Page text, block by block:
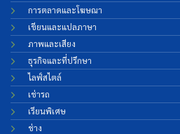
การตลาดและโฆษณา
เขียนและแปลภาษา
ภาพและเสียง
ธุรกิจและที่ปรึกษา
ไลฟ์สไตล์
เช่ารถ
เรียนพิเศษ
ช่าง